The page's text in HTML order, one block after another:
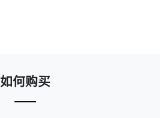
如何购买